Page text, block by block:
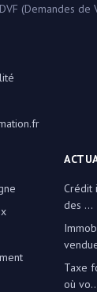
(Demandes de
Crédit
des ...
Taxe
où